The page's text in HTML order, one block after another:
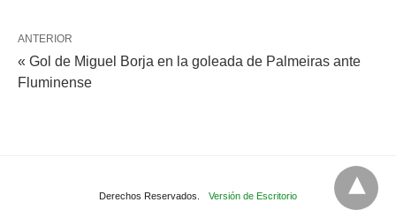
ANTERIOR
« Gol de Miguel Borja en la goleada de Palmeiras ante
Fluminense
Derechos Reservados. Versión de Escritorio